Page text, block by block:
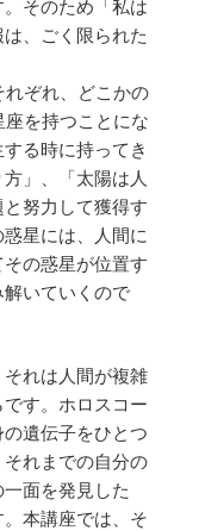
そのため「私は
、ごく限られた
ぞれ、どこかの
を持つことにな
る時に持ってき
」、「太陽は人
努力して獲得す
星には、人間に
の惑星が位置す
いていくので
れは人間が複雑
す。ホロスコー
遺伝子をひとつ
れまでの自分の
面を発見した
本講座では、そ